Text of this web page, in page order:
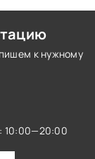
к нужному
10:00—20:00